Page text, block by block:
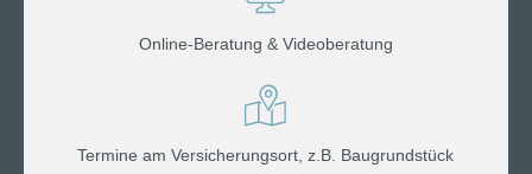
Online-Beratung & Videoberatung
Termine am Versicherungsort, z.B. Baugrundstück